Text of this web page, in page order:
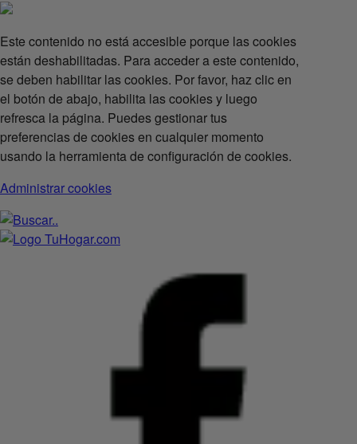
Este contenido no está accesible porque las cookies
están deshabilitadas. Para acceder a este contenido,
se deben habilitar las cookies. Por favor, haz clic en
el botón de abajo, habilita las cookies y luego
refresca la página. Puedes gestionar tus
preferencias de cookies en cualquier momento
usando la herramienta de configuración de cookies.
Administrar cookies